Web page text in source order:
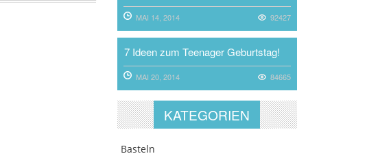
MAI 14, 2014 92427
7 Ideen zum Teenager Geburtstag!
MAI 20, 2014 84665
KATEGORIEN
Basteln